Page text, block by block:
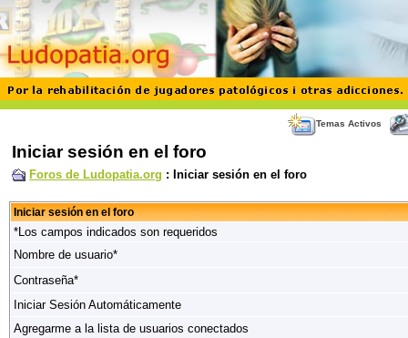
Temas Activos
Iniciar sesión en el foro
Foros de Ludopatia.org : Iniciar sesión en el foro
Iniciar sesión en el foro
*Los campos indicados son requeridos
Nombre de usuario*
Contraseña*
Iniciar Sesión Automáticamente
Agregarme a la lista de usuarios conectados